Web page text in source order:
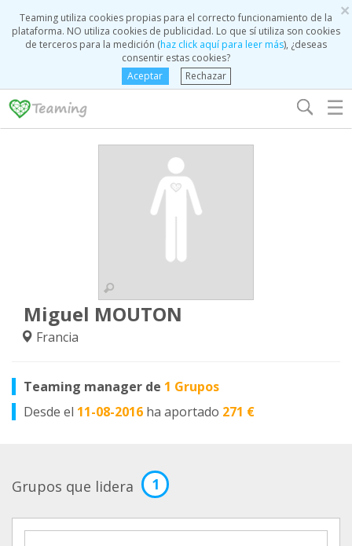
×
Teaming utiliza cookies propias para el correcto funcionamiento de la
plataforma. NO utiliza cookies de publicidad. Lo que sí utiliza son cookies
de terceros para la medición (haz click aquí para leer más), ¿deseas
consentir estas cookies?
Aceptar
Rechazar
☰
Miguel MOUTON
Francia
Teaming manager de 1 Grupos
Desde el 11-08-2016 ha aportado 271 €
Grupos que lidera 1